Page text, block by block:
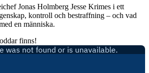
Jonas Holmberg Jesse Krimes i ett
kontroll och bestraffning – och vad
en människa.
finns!